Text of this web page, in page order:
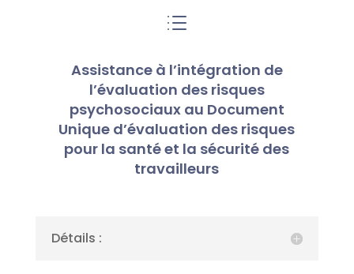
d
Assistance à l’intégration de
l’évaluation des risques
psychosociaux au Document
Unique d’évaluation des risques
pour la santé et la sécurité des
travailleurs
Détails :